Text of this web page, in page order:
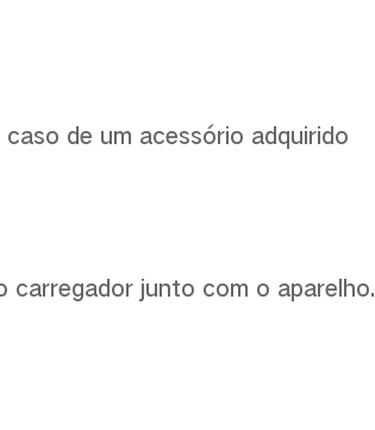
de um acessório adquirido
carregador junto com o aparelho.